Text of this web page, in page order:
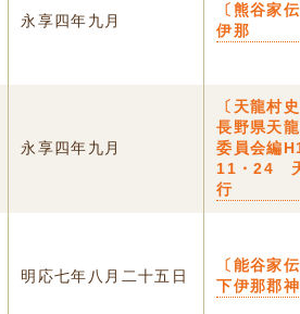
永享四年九月
〔熊谷家
伊那
永享四年九月
〔天龍村
長野県天
委員会編
11・24
行
明応七年八月二十五日
〔能谷家
下伊那郡